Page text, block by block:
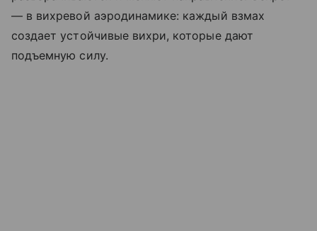
— в вихревой аэродинамике: каждый взмах
создает устойчивые вихри, которые дают
подъемную силу.